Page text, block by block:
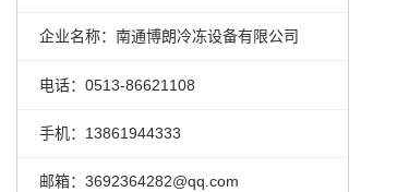
企业名称：南通博朗冷冻设备有限公司
电话：0513-86621108
手机： 13861944333
邮箱：3692364282@qq.com